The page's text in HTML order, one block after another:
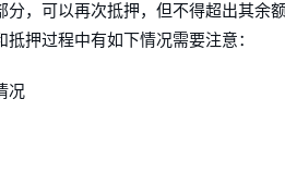
分，可以再次抵押，但不得超出其余
押过程中有如下情况需要注意：
况